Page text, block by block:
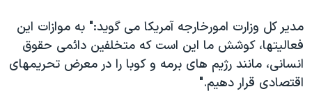
تریبونال مردمی آبان ۹۸
دادگاه حمید نوری
چهل سال گروگان‌گیری
مدير کل وزارت امورخارجه آمريکا می گويد:" به موازات اين
فعاليتها، کوشش ما اين است که متخلفين دائمی حقوق
انسانی، مانند رژيم های برمه و کوبا را در معرض تحريمهای
اقتصادی قرار دهيم."